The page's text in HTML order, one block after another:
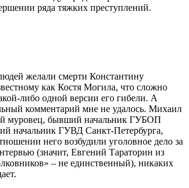
ряда тяжких преступлений.
желали смерти Константину
как Костя Могила, что сложно
либо одной версии его гибели. А
комментарий мне не удалось. Михаил
муровец, бывший начальник ГУБОП
начальник ГУВД Санкт-Петербурга,
него возбудили уголовное дело за
(значит, Евгений Тараторин из
– не единственный), никаких